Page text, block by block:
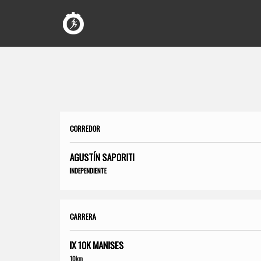
CORREDOR
AGUSTÍN SAPORITI
INDEPENDIENTE
CARRERA
IX 10K MANISES
10km